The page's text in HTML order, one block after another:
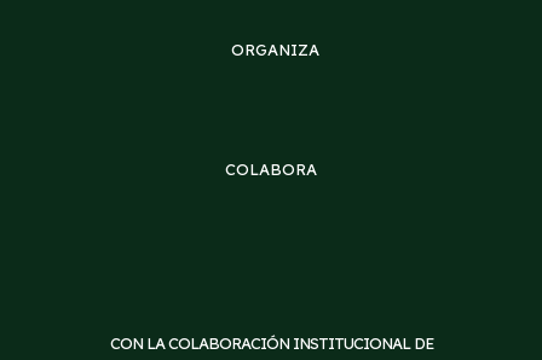
ORGANIZA
COLABORA
CON LA COLABORACIÓN INSTITUCIONAL DE